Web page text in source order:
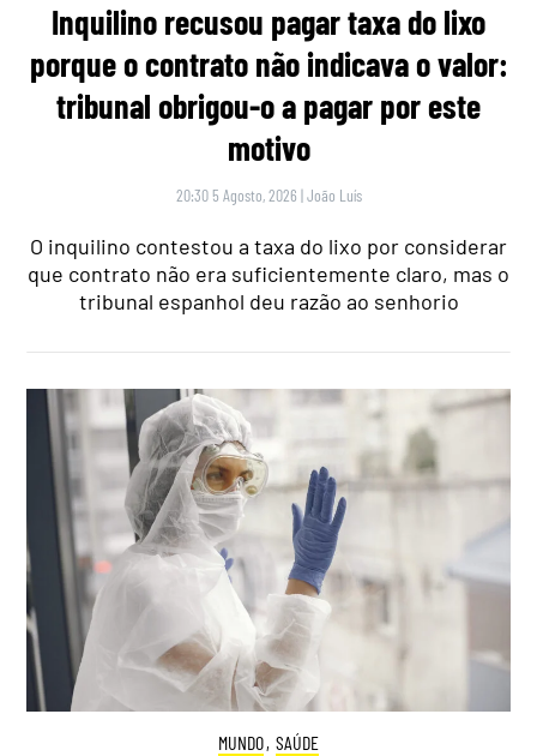
Inquilino recusou pagar taxa do lixo
porque o contrato não indicava o valor:
tribunal obrigou-o a pagar por este
motivo
20:30 5 Agosto, 2026 |João Luís
O inquilino contestou a taxa do lixo por considerar
que contrato não era suficientemente claro, mas o
tribunal espanhol deu razão ao senhorio
MUNDO, SAÚDE